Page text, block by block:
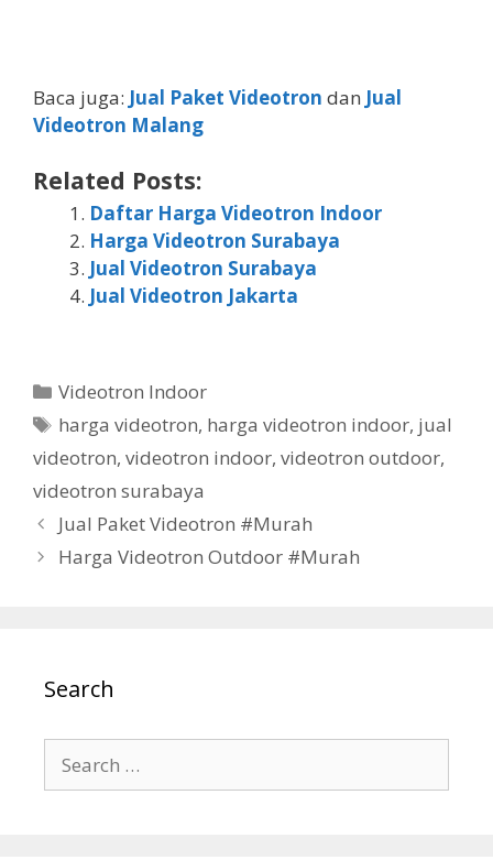
Baca juga: Jual Paket Videotron dan Jual
Videotron Malang
Related Posts:
Daftar Harga Videotron Indoor
Harga Videotron Surabaya
Jual Videotron Surabaya
Jual Videotron Jakarta
Videotron Indoor
harga videotron, harga videotron indoor, jual
videotron, videotron indoor, videotron outdoor,
videotron surabaya
Jual Paket Videotron #Murah
Harga Videotron Outdoor #Murah
Search